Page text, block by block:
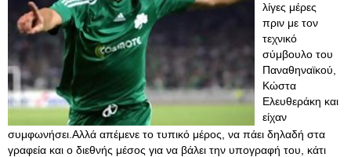
λίγες μέρες
πριν με τον
τεχνικό
σύμβουλο του
Παναθηναϊκού,
Κώστα
Ελευθεράκη και
είχαν
συμφωνήσει.Αλλά απέμενε το τυπικό μέρος, να πάει δηλαδή στα
γραφεία και ο διεθνής μέσος για να βάλει την υπογραφή του, κάτι